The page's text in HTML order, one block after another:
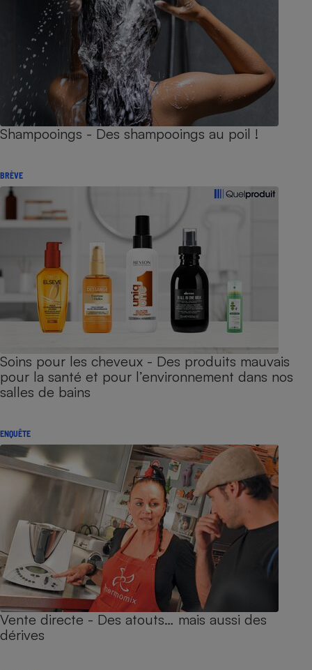
Shampooings - Des shampooings au poil !
BRÈVE
Soins pour les cheveux - Des produits mauvais
pour la santé et pour l’environnement dans nos
salles de bains
ENQUÊTE
Vente directe - Des atouts… mais aussi des
dérives